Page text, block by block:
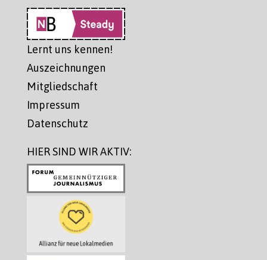
Lernt uns kennen!
Auszeichnungen
Mitgliedschaft
Impressum
Datenschutz
HIER SIND WIR AKTIV: